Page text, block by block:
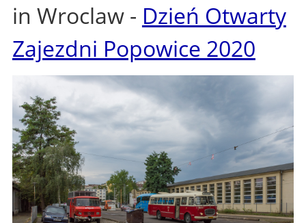
in Wroclaw - Dzień Otwarty
Zajezdni Popowice 2020